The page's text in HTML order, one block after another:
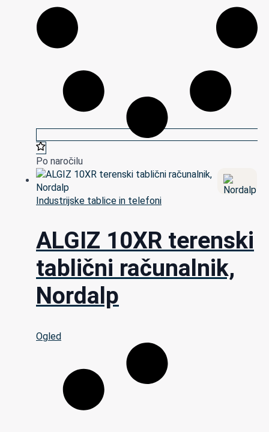
Po naročilu
Industrijske tablice in telefoni
ALGIZ 10XR terenski
tablični računalnik,
Nordalp
Ogled